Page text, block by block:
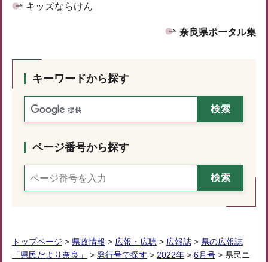
キッズならけん
奈良県ポータル集
キーワードから探す
ページ番号から探す
トップページ > 県政情報 > 広報・広聴 > 広報誌 > 県の広報誌
「県民だより奈良」
> 発行号で探す > 2022年 > 6月号 > 県民ニ